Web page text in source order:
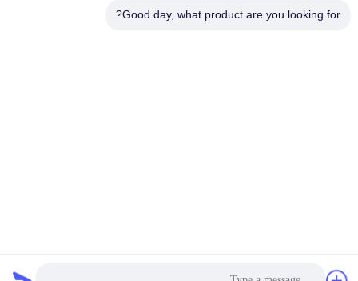
Good day, what product are you looking for?